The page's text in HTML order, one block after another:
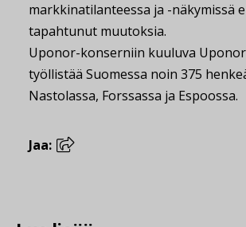
markkinatilanteessa ja -näkymissä
tapahtunut muutoksia.
Uponor-konserniin kuuluva
työllistää Suomessa noin 375
Nastolassa, Forssassa ja Espoossa.
Jaa: